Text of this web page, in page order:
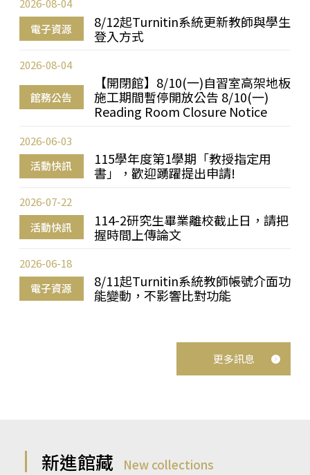
電子資源
8/12起Turnitin系統更新教師與學生
登入方式
2026-08-04
館務公告
【開閉館】8/10(一)自習室高架地板
施工期間暫停開放公告 8/10(一)
Reading Room Closure Notice
2026-08-04
活動快訊
115學年度第1學期「教授指定用
書」，歡迎踴躍提出申請!
2026-06-03
活動快訊
114-2研究生畢業離校截止日，請把
握時間上傳論文
2026-07-22
電子資源
8/11起Turnitin系統教師帳號介面功
能變動，不影響比對功能
2026-06-18
更多訊息
新進館藏 New collections